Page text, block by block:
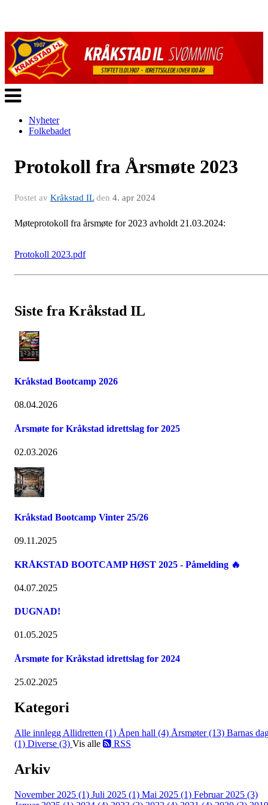
Veksle
navigasjon
Nyheter
Folkebadet
Protokoll fra Årsmøte 2023
Postet av Kråkstad ILden 4. apr 2024
Møteprotokoll fra årsmøte for 2023 avholdt 21.03.2024:
Protokoll 2023.pdf
Siste fra Kråkstad IL
Kråkstad Bootcamp 2026
08.04.2026
Årsmøte for Kråkstad idrettslag for 2025
02.03.2026
Kråkstad Bootcamp Vinter 25/26
09.11.2025
KRÅKSTAD BOOTCAMP HØST 2025 - Påmelding 🔥
04.07.2025
DUGNAD!
01.05.2025
Årsmøte for Kråkstad idrettslag for 2024
25.02.2025
Kategori
Alle innlegg Allidretten (1) Åpen hall (4) Årsmøter (13) Barnas
(1) Diverse (3) Vis alle RSS
Arkiv
November 2025 (1) Juli 2025 (1) Mai 2025 (1) Februar 2025 (3)